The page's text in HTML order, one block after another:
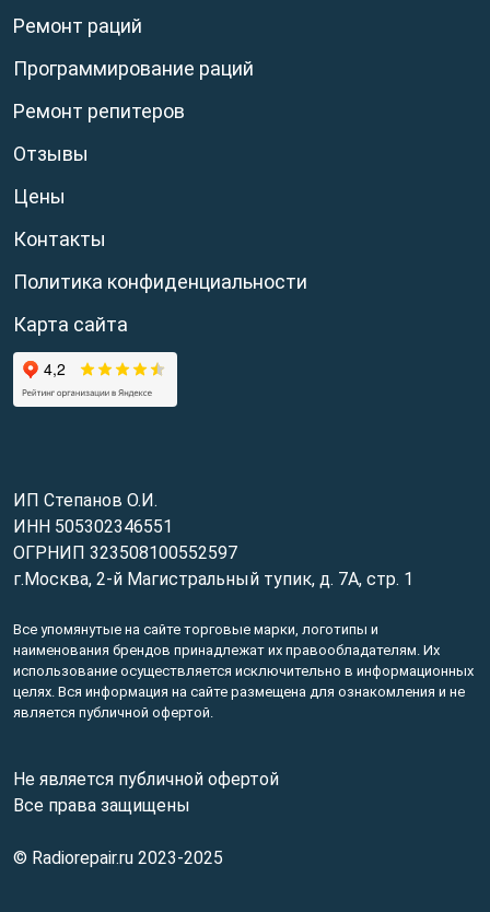
ИП Степанов О.И.
ИНН 505302346551
ОГРНИП 323508100552597
г.Москва, 2-й Магистральный тупик, д. 7А, стр. 1
Все упомянутые на сайте торговые марки, логотипы и
наименования брендов принадлежат их правообладателям. Их
использование осуществляется исключительно в информационных
целях. Вся информация на сайте размещена для ознакомления и не
является публичной офертой.
Не является публичной офертой
Все права защищены
© Radiorepair.ru 2023-2025
Ремонт раций
Программирование раций
Ремонт репитеров
Отзывы
Цены
Контакты
Политика конфиденциальности
Карта сайта